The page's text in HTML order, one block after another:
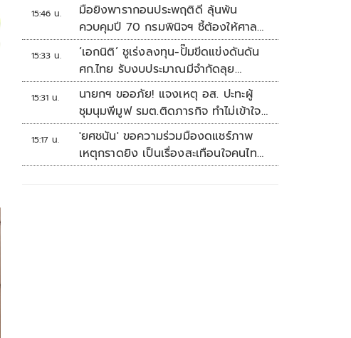
15:46 น.
มือยิงพารากอนประพฤติดี ลุ้นพ้น
ควบคุมปี 70 กรมพินิจฯ ชี้ต้องให้ศาล
ตัดสิน
15:33 น.
‘เอกนิติ’ ชูเร่งลงทุน-ปั๊มขีดแข่งดันดัน
ศก.ไทย รับงบประมาณมีจำกัดลุย
งัด5Tปูพรมโตยาว
15:31 น.
นายกฯ ขออภัย! แจงเหตุ อส. ปะทะผู้
ชุมนุมพีมูฟ รมต.ติดภารกิจ ทำไม่เข้าใจ
กัน ยันพร้อมคุยหาทางออก
15:17 น.
'ยศชนัน' ขอความร่วมมืองดแชร์ภาพ
เหตุกราดยิง เป็นเรื่องสะเทือนใจคนไทย
ทั้งประเทศ